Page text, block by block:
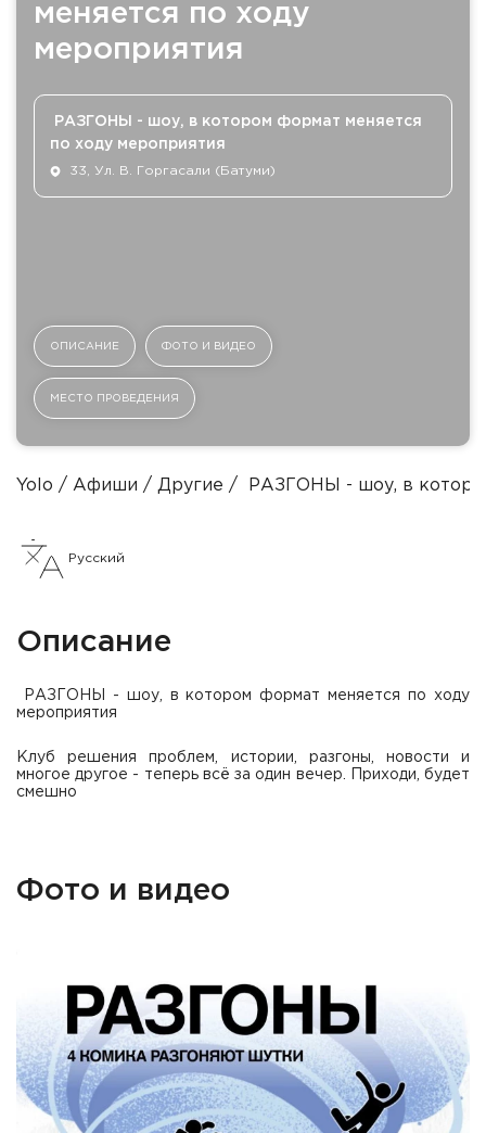
меняется по ходу
мероприятия
РАЗГОНЫ - шоу, в котором формат меняется
по ходу мероприятия
33, Ул. В. Горгасали (Батуми)
ОПИСАНИЕ ФОТО И ВИДЕО
МЕСТО ПРОВЕДЕНИЯ
Yolo Афиши Другие РАЗГОНЫ - шоу, в
Русский
Описание
РАЗГОНЫ - шоу, в котором формат меняется по ходу
мероприятия
Клуб решения проблем, истории, разгоны, новости и
многое другое - теперь всё за один вечер. Приходи, будет
смешно
Фото и видео